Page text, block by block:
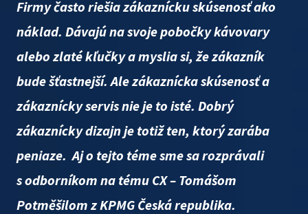
Firmy často riešia zákaznícku skúsenosť ako
náklad. Dávajú na svoje pobočky kávovary
alebo zlaté kľučky a myslia si, že zákazník
bude šťastnejší. Ale zákaznícka skúsenosť a
zákaznícky servis nie je to isté. Dobrý
zákaznícky dizajn je totiž ten, ktorý zarába
peniaze. Aj o tejto téme sme sa rozprávali
s odborníkom na tému CX – Tomášom
Potměšilom z KPMG Česká republika.